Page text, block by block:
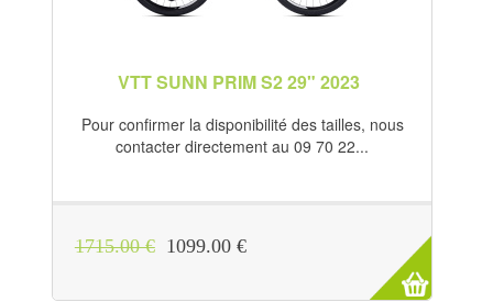
VTT SUNN PRIM S2 29" 2023
Pour confirmer la disponibilité des tailles, nous
contacter directement au 09 70 22...
1715.00 € 1099.00 €